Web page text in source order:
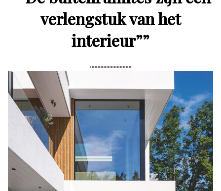
verlengstuk van het
interieur””